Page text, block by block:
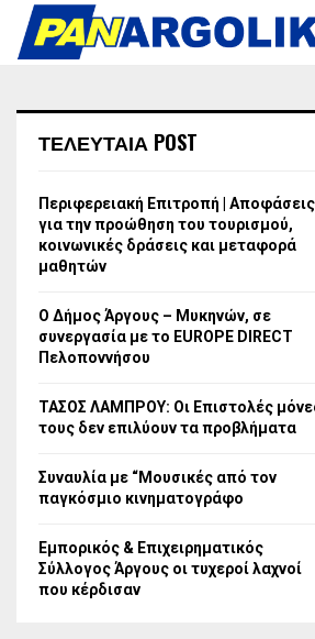
ΤΕΛΕΥΤΑΙΑ POST
Περιφερειακή Επιτροπή | Αποφάσεις
για την προώθηση του τουρισμού,
κοινωνικές δράσεις και μεταφορά
μαθητών
Ο Δήμος Άργους – Μυκηνών, σε
συνεργασία με το EUROPE DIRECT
Πελοποννήσου
ΤΑΣΟΣ ΛΑΜΠΡΟΥ: Οι Επιστολές
τους δεν επιλύουν τα προβλήματα
Συναυλία με “Μουσικές από τον
παγκόσμιο κινηματογράφο
Εμπορικός & Επιχειρηματικός
Σύλλογος Άργους οι τυχεροί λαχνοί
που κέρδισαν